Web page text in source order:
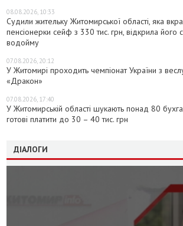
08.08.2026, 10:33
Судили жительку Житомирської області, яка
пенсіонерки сейф з 330 тис. грн, відкрила його
водойму
07.08.2026, 20:12
У Житомирі проходить чемпіонат України з
«Дракон»
07.08.2026, 17:40
У Житомирській області шукають понад 80
готові платити до 30 – 40 тис. грн
ДІАЛОГИ